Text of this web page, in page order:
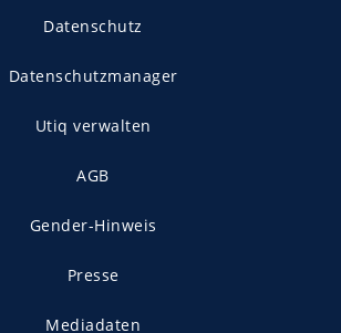
Datenschutz
Datenschutzmanager
Utiq verwalten
AGB
Gender-Hinweis
Presse
Mediadaten